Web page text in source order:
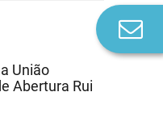
União
Abertura Rui